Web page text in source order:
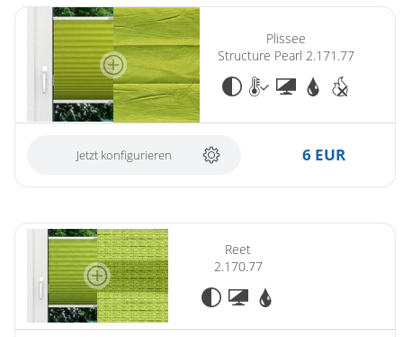
Plissee
Structure Pearl 2.171.77
Jetzt konfigurieren 6 EUR
Reet
2.170.77